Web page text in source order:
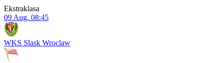
Ekstraklasa
09 Aug. 08:45
WKS Slask Wroclaw